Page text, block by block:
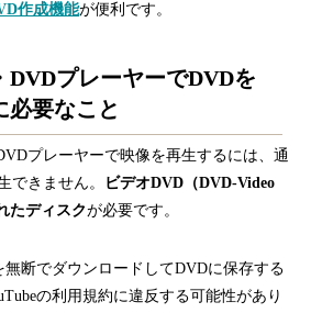
作成機能が便利です。
DVDプレーヤーでDVDを
必要なこと
プレーヤーで映像を再生するには、通
できません。
ビデオDVD（DVD-Video
たディスクが必要です。
無断でダウンロードしてDVDに保存する
の利用規約に違反する可能性があり